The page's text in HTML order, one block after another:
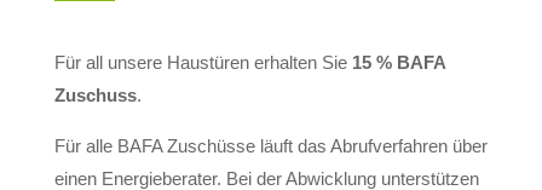
Für all unsere Haustüren erhalten Sie 15 % BAFA
Zuschuss.
Für alle BAFA Zuschüsse läuft das Abrufverfahren über
einen Energieberater. Bei der Abwicklung unterstützen